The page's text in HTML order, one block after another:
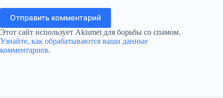
Отправить комментарий
Этот сайт использует Akismet для борьбы со спамом.
Узнайте, как обрабатываются ваши данные
комментариев.